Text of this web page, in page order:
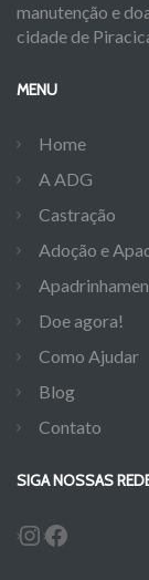
manutenção e
cidade de
MENU
Home
A ADG
Castração
Adoção e
Doe agora!
Como Ajudar
Blog
Contato
SIGA NOSSAS
Instagram